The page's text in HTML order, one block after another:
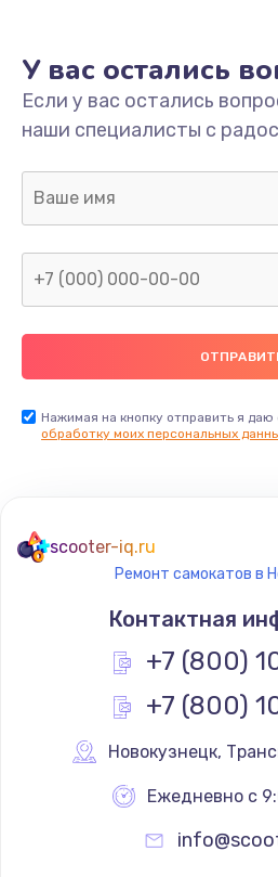
Замена
600 руб.
Замена
600 руб.
Ремонт платы
880 руб.
Чистка от
Ремонт
600 руб.
У вас остались
Если у вас остались
наши специалисты с
Нажимая на кнопку отправить я даю
обработку моих персональных
scooter-iq.ru
Ремонт самокатов в
Контактная
+7 (800)
+7 (800)
Новокузнецк,
Ежедневно с